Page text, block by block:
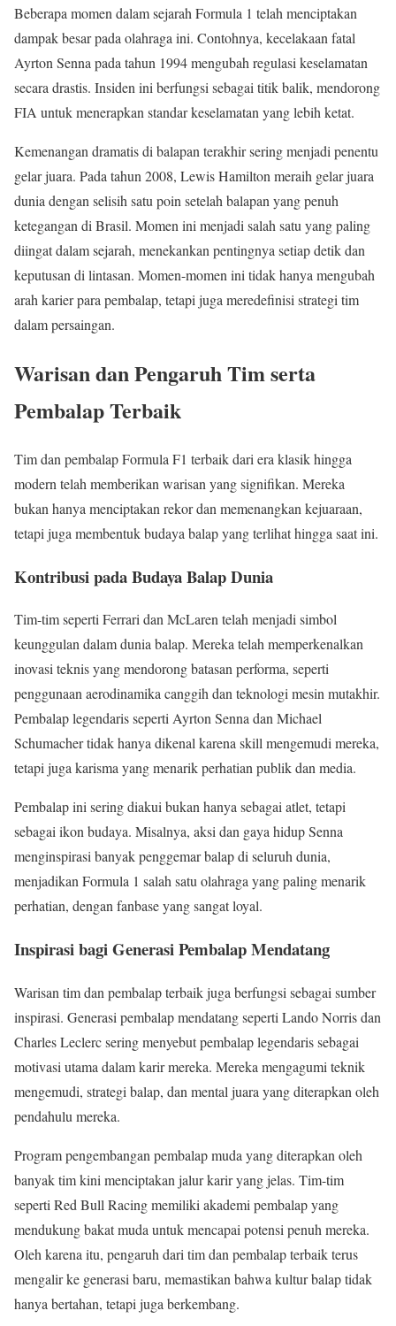
Beberapa momen dalam sejarah Formula 1 telah menciptakan
dampak besar pada olahraga ini. Contohnya, kecelakaan fatal
Ayrton Senna pada tahun 1994 mengubah regulasi keselamatan
secara drastis. Insiden ini berfungsi sebagai titik balik, mendorong
FIA untuk menerapkan standar keselamatan yang lebih ketat.
Kemenangan dramatis di balapan terakhir sering menjadi penentu
gelar juara. Pada tahun 2008, Lewis Hamilton meraih gelar juara
dunia dengan selisih satu poin setelah balapan yang penuh
ketegangan di Brasil. Momen ini menjadi salah satu yang paling
diingat dalam sejarah, menekankan pentingnya setiap detik dan
keputusan di lintasan. Momen-momen ini tidak hanya mengubah
arah karier para pembalap, tetapi juga meredefinisi strategi tim
dalam persaingan.
Warisan dan Pengaruh Tim serta
Pembalap Terbaik
Tim dan pembalap Formula F1 terbaik dari era klasik hingga
modern telah memberikan warisan yang signifikan. Mereka
bukan hanya menciptakan rekor dan memenangkan kejuaraan,
tetapi juga membentuk budaya balap yang terlihat hingga saat ini.
Kontribusi pada Budaya Balap Dunia
Tim-tim seperti Ferrari dan McLaren telah menjadi simbol
keunggulan dalam dunia balap. Mereka telah memperkenalkan
inovasi teknis yang mendorong batasan performa, seperti
penggunaan aerodinamika canggih dan teknologi mesin mutakhir.
Pembalap legendaris seperti Ayrton Senna dan Michael
Schumacher tidak hanya dikenal karena skill mengemudi mereka,
tetapi juga karisma yang menarik perhatian publik dan media.
Pembalap ini sering diakui bukan hanya sebagai atlet, tetapi
sebagai ikon budaya. Misalnya, aksi dan gaya hidup Senna
menginspirasi banyak penggemar balap di seluruh dunia,
menjadikan Formula 1 salah satu olahraga yang paling menarik
perhatian, dengan fanbase yang sangat loyal.
Inspirasi bagi Generasi Pembalap Mendatang
Warisan tim dan pembalap terbaik juga berfungsi sebagai sumber
inspirasi. Generasi pembalap mendatang seperti Lando Norris dan
Charles Leclerc sering menyebut pembalap legendaris sebagai
motivasi utama dalam karir mereka. Mereka mengagumi teknik
mengemudi, strategi balap, dan mental juara yang diterapkan oleh
pendahulu mereka.
Program pengembangan pembalap muda yang diterapkan oleh
banyak tim kini menciptakan jalur karir yang jelas. Tim-tim
seperti Red Bull Racing memiliki akademi pembalap yang
mendukung bakat muda untuk mencapai potensi penuh mereka.
Oleh karena itu, pengaruh dari tim dan pembalap terbaik terus
mengalir ke generasi baru, memastikan bahwa kultur balap tidak
hanya bertahan, tetapi juga berkembang.